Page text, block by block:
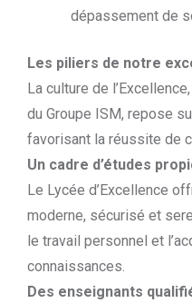
dépassement de
Les piliers de notre
La culture de
du Groupe ISM, repose
favorisant la réussite de
Un cadre d’études
Le Lycée d’Excellence
moderne, sécurisé et
le travail personnel et
connaissances.
Des enseignants